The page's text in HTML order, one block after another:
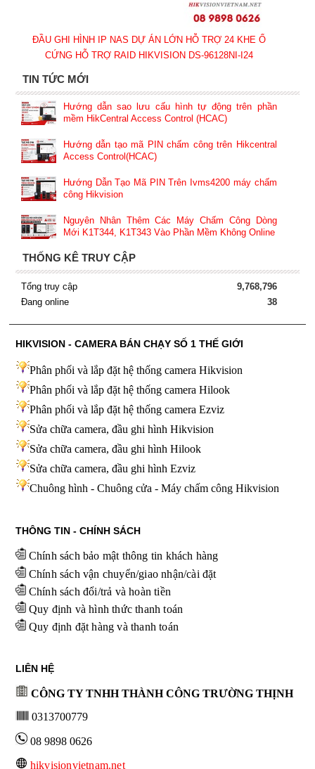
ĐẦU GHI HÌNH IP NAS DỰ ÁN LỚN HỖ TRỢ 24 KHE Ổ
CỨNG HỖ TRỢ RAID HIKVISION DS-96128NI-I24
TIN TỨC MỚI
Hướng dẫn sao lưu cấu hình tự động trên phần
mềm HikCentral Access Control (HCAC)
Hướng dẫn tạo mã PIN chấm công trên Hikcentral
Access Control(HCAC)
Hướng Dẫn Tạo Mã PIN Trên Ivms4200 máy chấm
công Hikvision
Nguyên Nhân Thêm Các Máy Chấm Công Dòng
Mới K1T344, K1T343 Vào Phần Mềm Không Online
THỐNG KÊ TRUY CẬP
Tổng truy cập
9,768,796
Đang online
38
HIKVISION - CAMERA BÁN CHẠY SỐ 1 THẾ GIỚI
Phân phối và lắp đặt hệ thống camera Hikvision
Phân phối và lắp đặt hệ thống camera Hilook
Phân phối và lắp đặt hệ thống camera Ezviz
Sửa chữa camera, đầu ghi hình Hikvision
Sửa chữa camera, đầu ghi hình Hilook
Sửa chữa camera, đầu ghi hình Ezviz
Chuông hình - Chuông cửa - Máy chấm công Hikvision
THÔNG TIN - CHÍNH SÁCH
Chính sách bảo mật thông tin khách hàng
Chính sách vận chuyển/giao nhận/cài đặt
Chính sách đổi/trả và hoàn tiền
Quy định và hình thức thanh toán
Quy định đặt hàng và thanh toán
LIÊN HỆ
CÔNG TY TNHH THÀNH CÔNG TRƯỜNG THỊNH
0313700779
08 9898 0626
hikvisionvietnam.net